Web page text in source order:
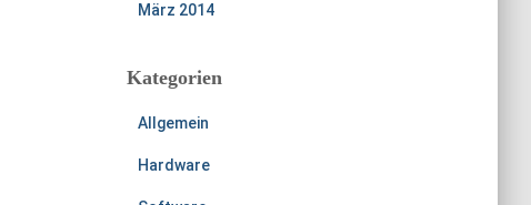
März 2014
Kategorien
Allgemein
Hardware